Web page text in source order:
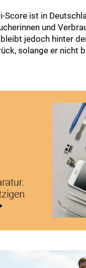
Score ist in
und
jedoch hinter
solange er nicht